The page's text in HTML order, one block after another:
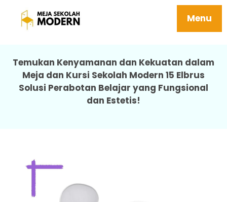
Menu
Meja Sekolah Modern Harga Terjangkau
Ergonomis 15 Elbrus
Temukan Kenyamanan dan Kekuatan dalam
Meja dan Kursi Sekolah Modern 15 Elbrus
Solusi Perabotan Belajar yang Fungsional
dan Estetis!